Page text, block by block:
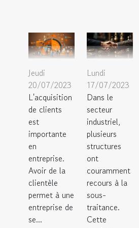
Jeudi
20/07/2023
L'acquisition
de clients
est
importante
en
entreprise.
Avoir de la
clientèle
permet à une
entreprise de
se...
Lundi
17/07/2023
Dans le
secteur
industriel,
plusieurs
structures
ont
couramment
recours à la
sous-
traitance.
Cette